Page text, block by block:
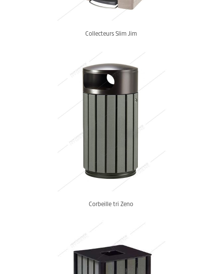
Collecteurs Slim Jim
Corbeille tri Zeno